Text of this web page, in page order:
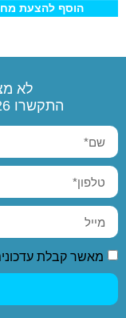
הוסף להצעת
לא
התקשרו
מאשר קבלת